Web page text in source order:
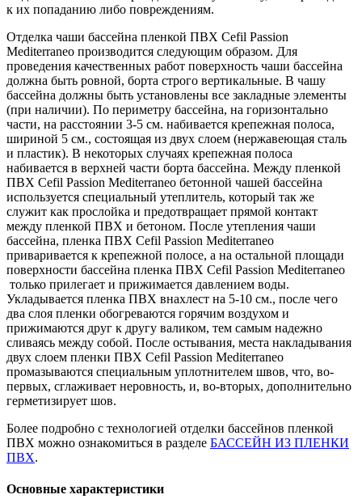
к их попаданию либо повреждениям.
Отделка чаши бассейна пленкой ПВХ Cefil Passion
Mediterraneo производится следующим образом. Для
проведения качественных работ поверхность чаши бассейна
должна быть ровной, борта строго вертикальные. В чашу
бассейна должны быть установлены все закладные элементы
(при наличии). По периметру бассейна, на горизонтально
части, на расстоянии 3-5 см. набивается крепежная полоса,
шириной 5 см., состоящая из двух слоем (нержавеющая сталь
и пластик). В некоторых случаях крепежная полоса
набивается в верхней части борта бассейна. Между пленкой
ПВХ Cefil Passion Mediterraneo бетонной чашей бассейна
используется специальный утеплитель, который так же
служит как прослойка и предотвращает прямой контакт
между пленкой ПВХ и бетоном. После утепления чаши
бассейна, пленка ПВХ Cefil Passion Mediterraneo
приваривается к крепежной полосе, а на остальной площади
поверхности бассейна пленка ПВХ Cefil Passion Mediterraneo
только прилегает и прижимается давлением воды.
Укладывается пленка ПВХ внахлест на 5-10 см., после чего
два слоя пленки обогреваются горячим воздухом и
прижимаются друг к другу валиком, тем самым надежно
сливаясь между собой. После остывания, места накладывания
двух слоем пленки ПВХ Cefil Passion Mediterraneo
промазываются специальным уплотнителем швов, что, во-
первых, сглаживает неровность, и, во-вторых, дополнительно
герметизирует шов.
Более подробно с технологией отделки бассейнов пленкой
ПВХ можно ознакомиться в разделе БАССЕЙН ИЗ ПЛЕНКИ
ПВХ.
Основные характеристики